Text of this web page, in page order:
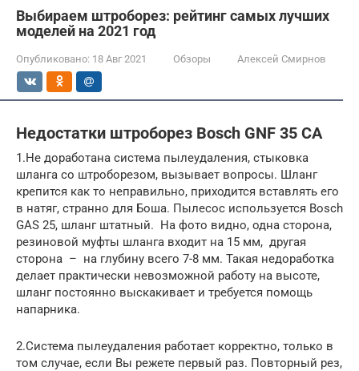
Выбираем штроборез: рейтинг самых лучших
моделей на 2021 год
Опубликовано: 18 Авг 2021 Обзоры Алексей Смирнов
Недостатки штроборез Bosch GNF 35 CA
1.Не доработана система пылеудаления, стыковка
шланга со штроборезом, вызывает вопросы. Шланг
крепится как то неправильно, приходится вставлять его
в натяг, странно для Боша. Пылесос используется Bosch
GAS 25, шланг штатный. На фото видно, одна сторона,
резиновой муфты шланга входит на 15 мм, другая
сторона – на глубину всего 7-8 мм. Такая недоработка
делает практически невозможной работу на высоте,
шланг постоянно выскакивает и требуется помощь
напарника.
2.Система пылеудаления работает корректно, только в
том случае, если Вы режете первый раз. Повторный рез,